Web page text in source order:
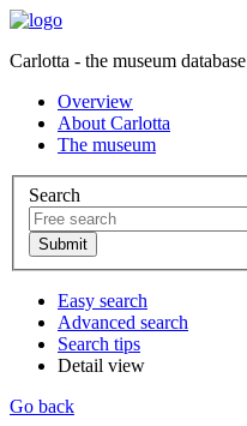
Carlotta - the museum database
Overview
About Carlotta
The museum
Search
Easy search
Advanced search
Search tips
Detail view
Go back